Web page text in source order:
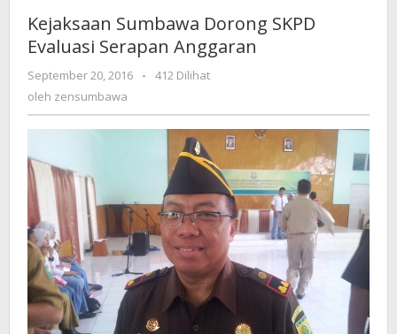
SKPD
Evaluasi
Serapan
Kejaksaan Sumbawa Dorong SKPD
Evaluasi Serapan Anggaran
September 20, 2016
oleh
-
412 Dilihat
oleh zensumbawa